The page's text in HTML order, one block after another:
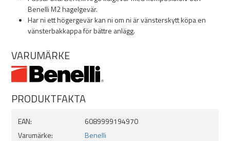
Benelli M2 hagelgevär.
Har ni ett högergevär kan ni om ni är vänsterskytt köpa en
vänsterbakkappa för bättre anlägg.
VARUMÄRKE
PRODUKTFAKTA
EAN:
6089999194970
Varumärke:
Benelli